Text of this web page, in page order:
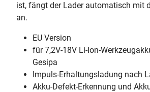
ist, fängt der Lader automatisch mit
an.
EU Version
für 7,2V-18V Li-Ion-
Gesipa
Impuls-Erhaltungsladung nach
Akku-Defekt-Erkennung und